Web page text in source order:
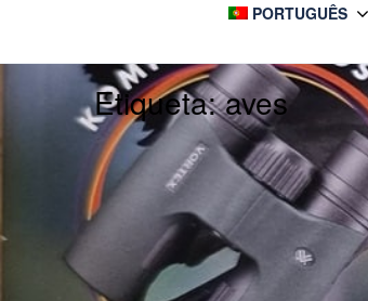
PORTUGUÊS
Etiqueta:aves